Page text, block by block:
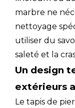
marbre ne
nettoyage
utiliser du
saleté et la
Un design
extérieurs
Le tapis de